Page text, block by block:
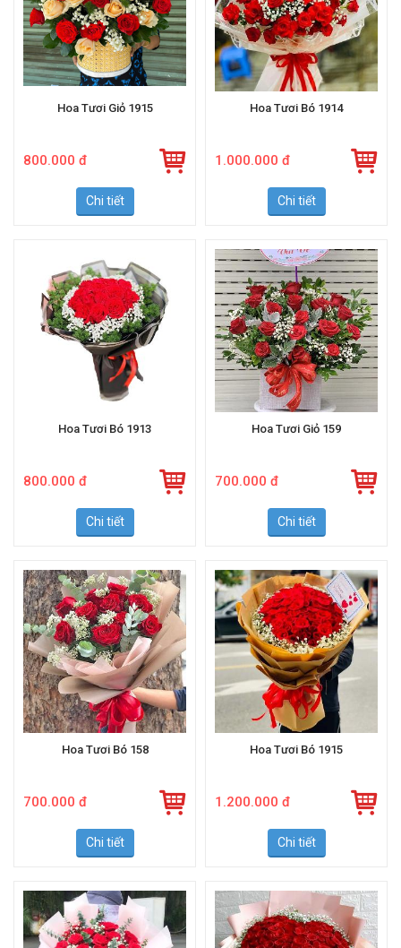
Chi tiết Chi tiết
Chi tiết Chi tiết
Chi tiết Chi tiết